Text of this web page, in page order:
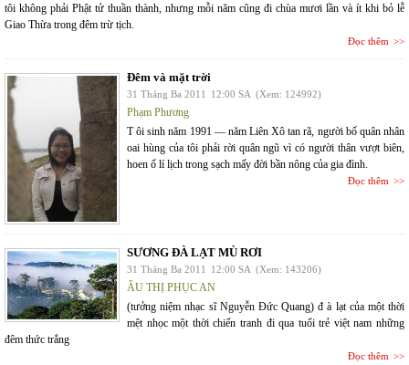
tôi không phải Phật tử thuần thành, nhưng mỗi năm cũng đi chùa mươi lần và ít khi bỏ lễ
Giao Thừa trong đêm trừ tịch.
Đọc thêm
Đêm và mặt trời
31 Tháng Ba 2011 12:00 SA (Xem: 124992)
Phạm Phương
T ôi sinh năm 1991 — năm Liên Xô tan rã, người bố quân nhân
oai hùng của tôi phải rời quân ngũ vì có người thân vượt biên,
hoen ố lí lịch trong sạch mấy đời bần nông của gia đình.
Đọc thêm
SƯƠNG ĐÀ LẠT MÙ RƠI
31 Tháng Ba 2011 12:00 SA (Xem: 143206)
ÂU THỊ PHỤC AN
(tưởng niệm nhạc sĩ Nguyễn Đức Quang) đ à lạt của một thời
mệt nhọc một thời chiến tranh đi qua tuổi trẻ việt nam những
đêm thức trắng
Đọc thêm